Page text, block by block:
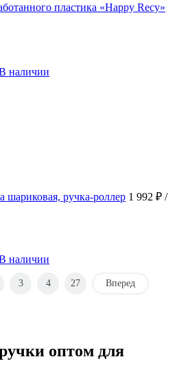
пластика «Happy Recy»
наличии
шариковая, ручка-роллер 1 992 ₽ /
наличии
3 4 27 Вперед
оптом для